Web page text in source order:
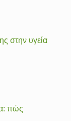
στην υγεία
πώς